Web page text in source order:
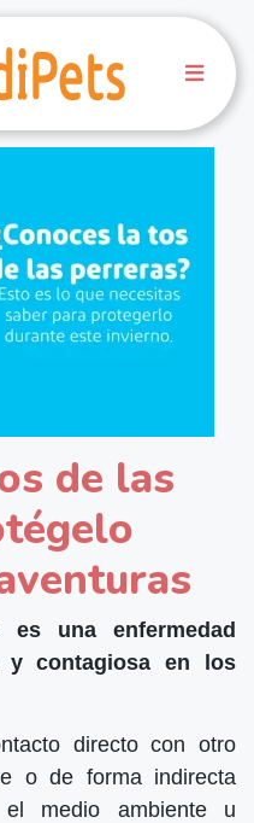
de las
una enfermedad
y contagiosa en los
directo con otro
o de forma indirecta
el medio ambiente u